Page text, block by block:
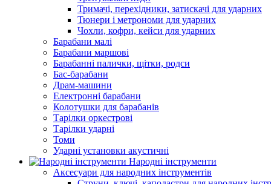
Тримачі, перехідники, затискачі для ударних
Тюнери і метрономи для ударних
Чохли, кофри, кейси для ударних
Барабани малі
Барабани маршові
Барабанні палички, щітки, родси
Бас-барабани
Драм-машини
Електронні барабани
Колотушки для барабанів
Тарілки оркестрові
Тарілки ударні
Томи
Ударні установки акустичні
Народні інструменти
Аксесуари для народних інструментів